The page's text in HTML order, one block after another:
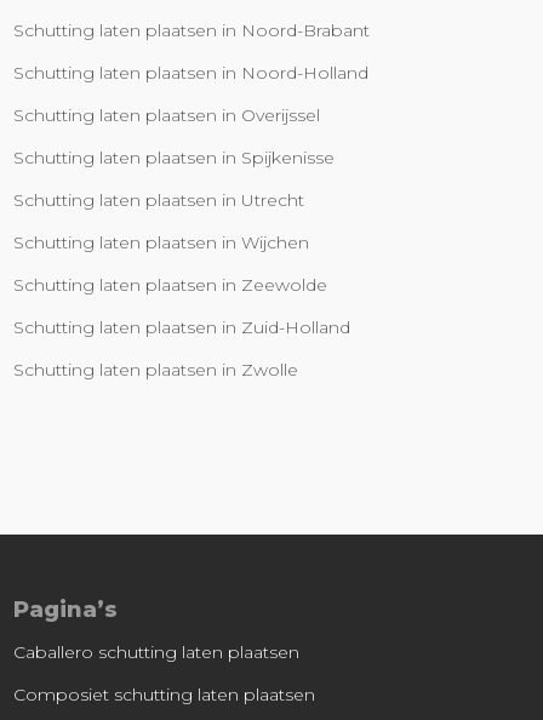
Schutting laten plaatsen in Noord-Brabant
Schutting laten plaatsen in Noord-Holland
Schutting laten plaatsen in Overijssel
Schutting laten plaatsen in Spijkenisse
Schutting laten plaatsen in Utrecht
Schutting laten plaatsen in Wijchen
Schutting laten plaatsen in Zeewolde
Schutting laten plaatsen in Zuid-Holland
Schutting laten plaatsen in Zwolle
Pagina’s
Caballero schutting laten plaatsen
Composiet schutting laten plaatsen